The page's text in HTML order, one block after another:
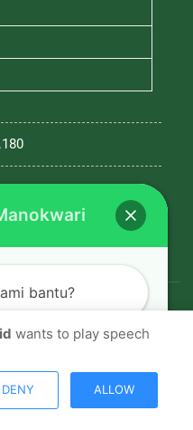
bantu?
wants to play speech
DENY ALLOW